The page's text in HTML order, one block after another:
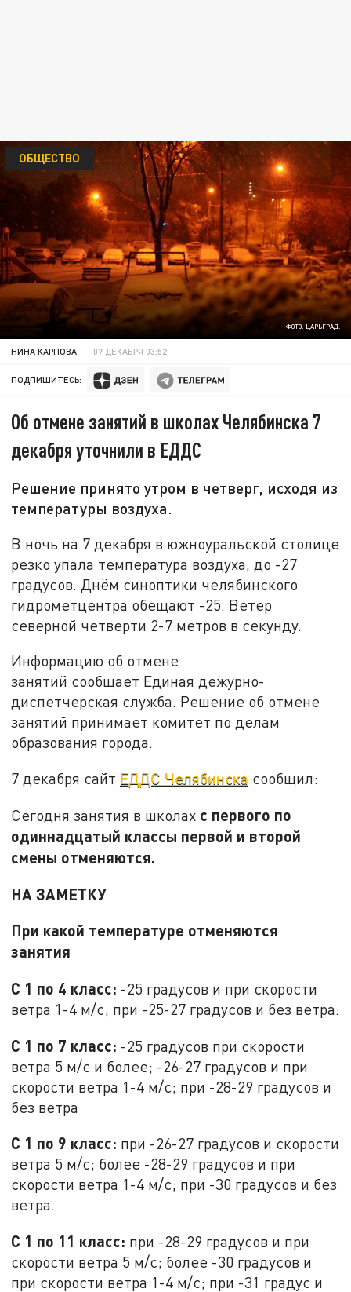
ФОТО: ЦАРЬГРАД.
ОБЩЕСТВО
НИНА КАРПОВА 07 ДЕКАБРЯ 03:52
ПОДПИШИТЕСЬ:
Об отмене занятий в школах Челябинска 7
декабря уточнили в ЕДДС
Решение принято утром в четверг, исходя из
температуры воздуха.
В ночь на 7 декабря в южноуральской столице
резко упала температура воздуха, до -27
градусов. Днём синоптики челябинского
гидрометцентра обещают -25. Ветер
северной четверти 2-7 метров в секунду.
Информацию об отмене
занятий сообщает Единая дежурно-
диспетчерская служба. Решение об отмене
занятий принимает комитет по делам
образования города.
7 декабря сайт ЕДДС Челябинска сообщил:
Сегодня занятия в школах с первого по
одиннадцатый классы первой и второй
смены отменяются.
НА ЗАМЕТКУ
При какой температуре отменяются
занятия
С 1 по 4 класс: -25 градусов и при скорости
ветра 1-4 м/с; при -25-27 градусов и без ветра.
С 1 по 7 класс: -25 градусов при скорости
ветра 5 м/с и более; -26-27 градусов и при
скорости ветра 1-4 м/с; при -28-29 градусов и
без ветра
С 1 по 9 класс: при -26-27 градусов и скорости
ветра 5 м/с; более -28-29 градусов и при
скорости ветра 1-4 м/с; при -30 градусов и без
ветра.
С 1 по 11 класс: при -28-29 градусов и при
скорости ветра 5 м/с; более -30 градусов и
при скорости ветра 1-4 м/с; при -31 градус и